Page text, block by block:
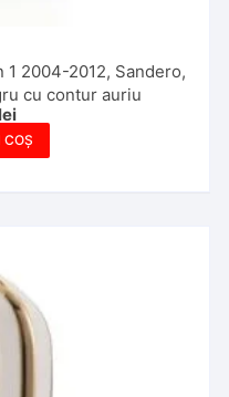
1 2004-2012, Sandero,
cu contur auriu
lei
COȘ